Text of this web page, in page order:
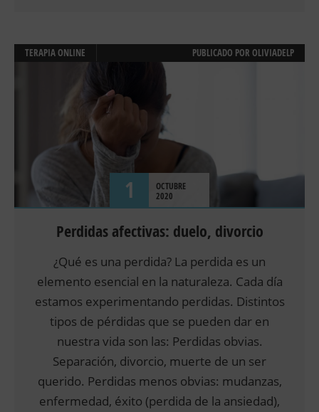
TERAPIA ONLINE PUBLICADO POR OLIVIADELP
1
OCTUBRE
2020
Perdidas afectivas: duelo, divorcio
¿Qué es una perdida? La perdida es un
elemento esencial en la naturaleza. Cada día
estamos experimentando perdidas. Distintos
tipos de pérdidas que se pueden dar en
nuestra vida son las: Perdidas obvias.
Separación, divorcio, muerte de un ser
querido. Perdidas menos obvias: mudanzas,
enfermedad, éxito (perdida de la ansiedad),